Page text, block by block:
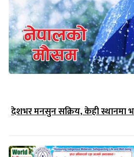
देशभर मनसुन सक्रिय, केही स्थानमा